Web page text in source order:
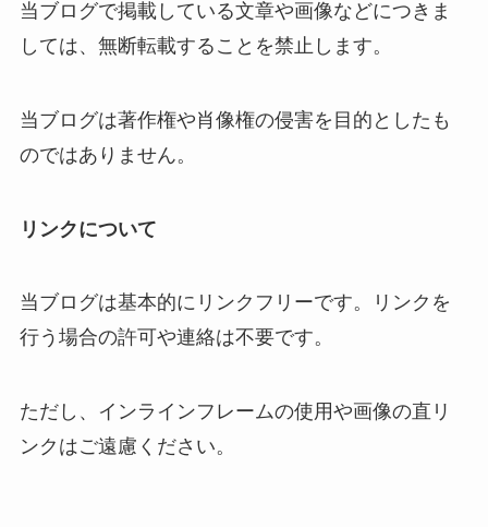
当ブログで掲載している文章や画像などにつきま
しては、無断転載することを禁止します。
当ブログは著作権や肖像権の侵害を目的としたも
のではありません。
リンクについて
当ブログは基本的にリンクフリーです。リンクを
行う場合の許可や連絡は不要です。
ただし、インラインフレームの使用や画像の直リ
ンクはご遠慮ください。